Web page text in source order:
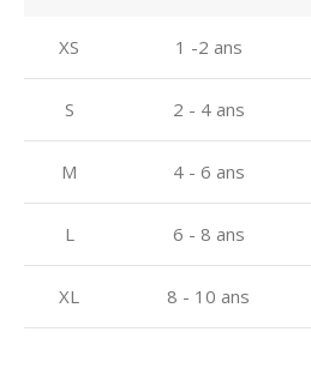
XS 1 -2 ans
S 2 - 4 ans
M 4 - 6 ans
L 6 - 8 ans
XL 8 - 10 ans